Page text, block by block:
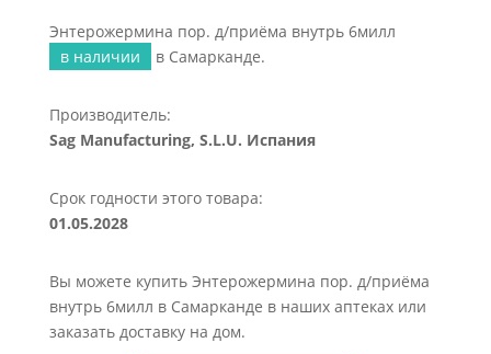
Энтерожермина пор. д/приёма внутрь 6милл
в наличии
в Самарканде.
Производитель:
Sag Manufacturing, S.L.U. Испания
Срок годности этого товара:
01.05.2028
Вы можете купить Энтерожермина пор. д/приёма
внутрь 6милл в Самарканде в наших аптеках или
заказать доставку на дом.